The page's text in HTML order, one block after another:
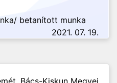
betanított munka
2021. 07. 19.
Bács-Kiskun Megyei